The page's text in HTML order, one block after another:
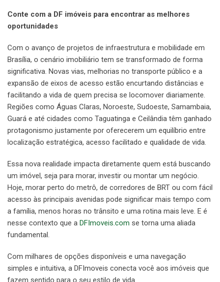
Conte com a DF imóveis para encontrar as melhores
oportunidades
Com o avanço de projetos de infraestrutura e mobilidade em
Brasília, o cenário imobiliário tem se transformado de forma
significativa. Novas vias, melhorias no transporte público e a
expansão de eixos de acesso estão encurtando distâncias e
facilitando a vida de quem precisa se locomover diariamente.
Regiões como Águas Claras, Noroeste, Sudoeste, Samambaia,
Guará e até cidades como Taguatinga e Ceilândia têm ganhado
protagonismo justamente por oferecerem um equilíbrio entre
localização estratégica, acesso facilitado e qualidade de vida.
Essa nova realidade impacta diretamente quem está buscando
um imóvel, seja para morar, investir ou montar um negócio.
Hoje, morar perto do metrô, de corredores de BRT ou com fácil
acesso às principais avenidas pode significar mais tempo com
a família, menos horas no trânsito e uma rotina mais leve. E é
nesse contexto que a DFImoveis.com se torna uma aliada
fundamental.
Com milhares de opções disponíveis e uma navegação
simples e intuitiva, a DFImoveis conecta você aos imóveis que
fazem sentido para o seu estilo de vida.